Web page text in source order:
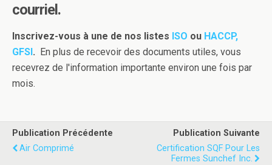
courriel.
Inscrivez-vous à une de nos listes ISO ou HACCP,
GFSI. En plus de recevoir des documents utiles, vous
recevrez de l'information importante environ une fois par
mois.
Publication Précédente
Air Comprimé
Publication Suivante
Certification SQF Pour Les
Fermes Sunchef Inc.